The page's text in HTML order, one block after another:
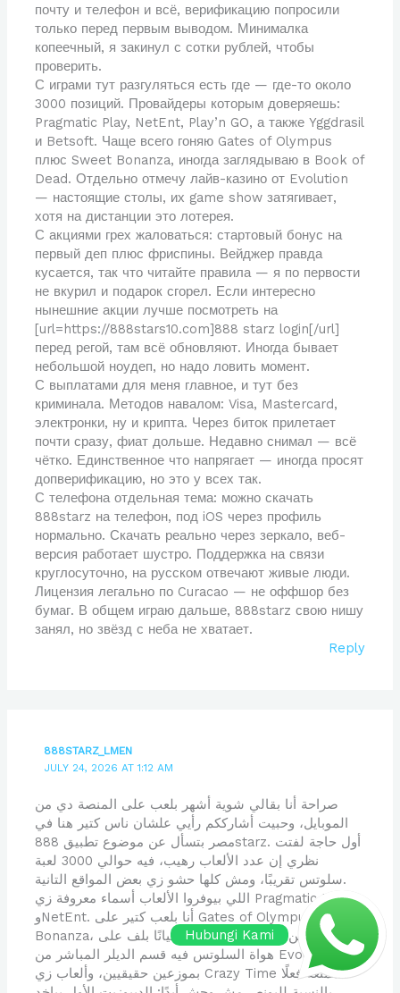
почту и телефон и всё, верификацию попросили
только перед первым выводом. Минималка
копеечный, я закинул с сотки рублей, чтобы
проверить.
С играми тут разгуляться есть где — где-то около
3000 позиций. Провайдеры которым доверяешь:
Pragmatic Play, NetEnt, Play’n GO, а также Yggdrasil
и Betsoft. Чаще всего гоняю Gates of Olympus
плюс Sweet Bonanza, иногда заглядываю в Book of
Dead. Отдельно отмечу лайв-казино от Evolution
— настоящие столы, их game show затягивает,
хотя на дистанции это лотерея.
С акциями грех жаловаться: стартовый бонус на
первый деп плюс фриспины. Вейджер правда
кусается, так что читайте правила — я по первости
не вкурил и подарок сгорел. Если интересно
нынешние акции лучше посмотреть на
[url=https://888stars10.com]888 starz login[/url]
перед регой, там всё обновляют. Иногда бывает
небольшой ноудеп, но надо ловить момент.
С выплатами для меня главное, и тут без
криминала. Методов навалом: Visa, Mastercard,
электронки, ну и крипта. Через биток прилетает
почти сразу, фиат дольше. Недавно снимал — всё
чётко. Единственное что напрягает — иногда просят
допверификацию, но это у всех так.
С телефона отдельная тема: можно скачать
888starz на телефон, под iOS через профиль
нормально. Скачать реально через зеркало, веб-
версия работает шустро. Поддержка на связи
круглосуточно, на русском отвечают живые люди.
Лицензия легально по Curacao — не оффшор без
бумаг. В общем играю дальше, 888starz свою нишу
занял, но звёзд с неба не хватает.
Reply
888STARZ_LMEN
JULY 24, 2026 AT 1:12 AM
صراحة أنا بقالي شوية أشهر بلعب على المنصة دي من
الموبايل، وحبيت أشارككم رأيي علشان ناس كتير هنا في
مصر بتسأل عن موضوع تطبيق 888starz. أول حاجة لفتت
نظري إن عدد الألعاب رهيب، فيه حوالي 3000 لعبة
سلوتس تقريبًا، ومش كلها حشو زي بعض المواقع التانية.
اللي بيوفروا الألعاب أسماء معروفة زي Pragmatic Play
وNetEnt. أنا بلعب كتير على Gates of Olympus وSweet
Bonanza، وأحيانًا بلف على Book of Dead. لو مش من
هواة السلوتس فيه قسم الديلر المباشر من Evolution
بموزعين حقيقيين، وألعاب زي Crazy Time ممتعة فعلًا.
Hubungi Kami